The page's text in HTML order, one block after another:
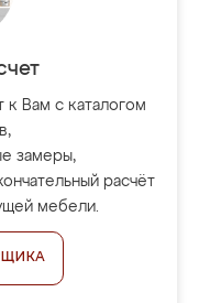
Вам с каталогом
замеры,
расчёт
мебели.